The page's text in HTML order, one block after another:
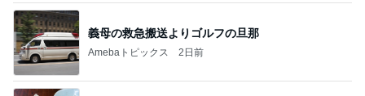
義母の救急搬送よりゴルフの旦那
Amebaトピックス 2日前